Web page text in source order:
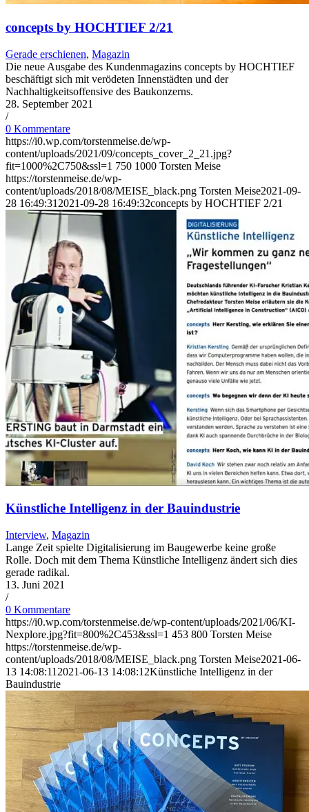
concepts by HOCHTIEF 2/21
Gerade erschienen, Magazin
Die neue Ausgabe des Kundenmagazins concepts by HOCHTIEF
beschäftigt sich mit verödeten Innenstädten und der
Nachhaltigkeitsoffensive des Baukonzerns.
28. September 2021
/
0 Kommentare
https://i0.wp.com/torstenmeise.de/wp-
content/uploads/2021/09/concepts_cover_2_21.jpg?
fit=1000%2C750&ssl=1 750 1000 Torsten Meise
https://torstenmeise.de/wp-
content/uploads/2018/08/MEISE_black.png Torsten Meise2021-09-
28 16:49:31 2021-09-28 16:49:32concepts by HOCHTIEF 2/21
Künstliche Intelligenz in der Bauindustrie
Interview, Magazin
Lange Zeit spielte Digitalisierung im Baugewerbe keine große
Rolle. Doch mit dem Thema Künstliche Intelligenz ändert sich dies
gerade radikal.
13. Juni 2021
/
0 Kommentare
https://i0.wp.com/torstenmeise.de/wp-content/uploads/2021/06/KI-
Nexplore.jpg?fit=800%2C453&ssl=1 453 800 Torsten Meise
https://torstenmeise.de/wp-
content/uploads/2018/08/MEISE_black.png Torsten Meise2021-06-
13 14:08:11 2021-06-13 14:08:12Künstliche Intelligenz in der
Bauindustrie